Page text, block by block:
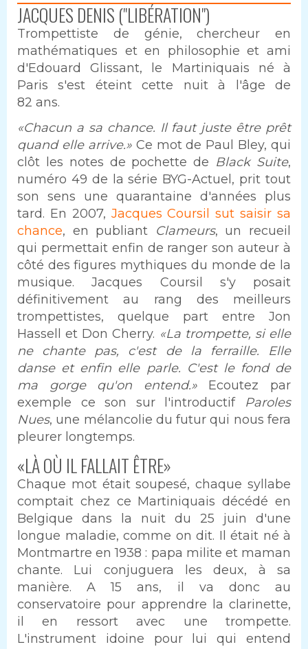
JACQUES DENIS ("LIBÉRATION")
Trompettiste de génie, chercheur en
mathématiques et en philosophie et ami
d'Edouard Glissant, le Martiniquais né à
Paris s'est éteint cette nuit à l'âge de
82 ans.
«Chacun a sa chance. Il faut juste être prêt
quand elle arrive.»Ce mot de Paul Bley, qui
clôt les notes de pochette de Black Suite,
numéro 49 de la série BYG-Actuel, prit tout
son sens une quarantaine d'années plus
tard. En 2007, Jacques Coursil sut saisir sa
chance, en publiant Clameurs, un recueil
qui permettait enfin de ranger son auteur à
côté des figures mythiques du monde de la
musique. Jacques Coursil s'y posait
définitivement au rang des meilleurs
trompettistes, quelque part entre Jon
Hassell et Don Cherry. «La trompette, si elle
ne chante pas, c'est de la ferraille. Elle
danse et enfin elle parle. C'est le fond de
ma gorge qu'on entend.»Ecoutez par
exemple ce son sur l'introductif Paroles
Nues, une mélancolie du futur qui nous fera
pleurer longtemps.
«LÀ OÙ IL FALLAIT ÊTRE»
Chaque mot était soupesé, chaque syllabe
comptait chez ce Martiniquais décédé en
Belgique dans la nuit du 25 juin d'une
longue maladie, comme on dit. Il était né à
Montmartre en 1938 : papa milite et maman
chante. Lui conjuguera les deux, à sa
manière. A 15 ans, il va donc au
conservatoire pour apprendre la clarinette,
il en ressort avec une trompette.
L'instrument idoine pour lui qui entend